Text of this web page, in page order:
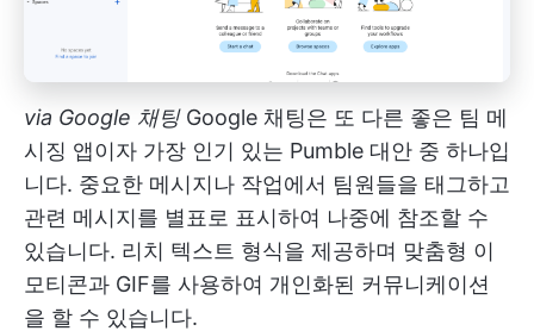
via Google 채팅Google 채팅은 또 다른 좋은 팀 메
시징 앱이자 가장 인기 있는 Pumble 대안 중 하나입
니다. 중요한 메시지나 작업에서 팀원들을 태그하고
관련 메시지를 별표로 표시하여 나중에 참조할 수
있습니다. 리치 텍스트 형식을 제공하며 맞춤형 이
모티콘과 GIF를 사용하여 개인화된 커뮤니케이션
을 할 수 있습니다.